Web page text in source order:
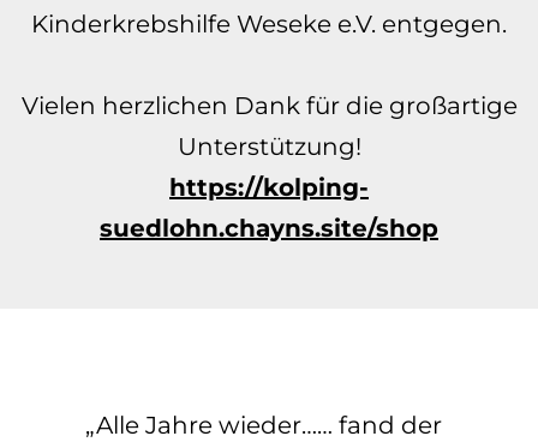
Kinderkrebshilfe Weseke e.V. entgegen.
Vielen herzlichen Dank für die großartige
Unterstützung!
https://kolping-
suedlohn.chayns.site/shop
„Alle Jahre wieder…… fand der